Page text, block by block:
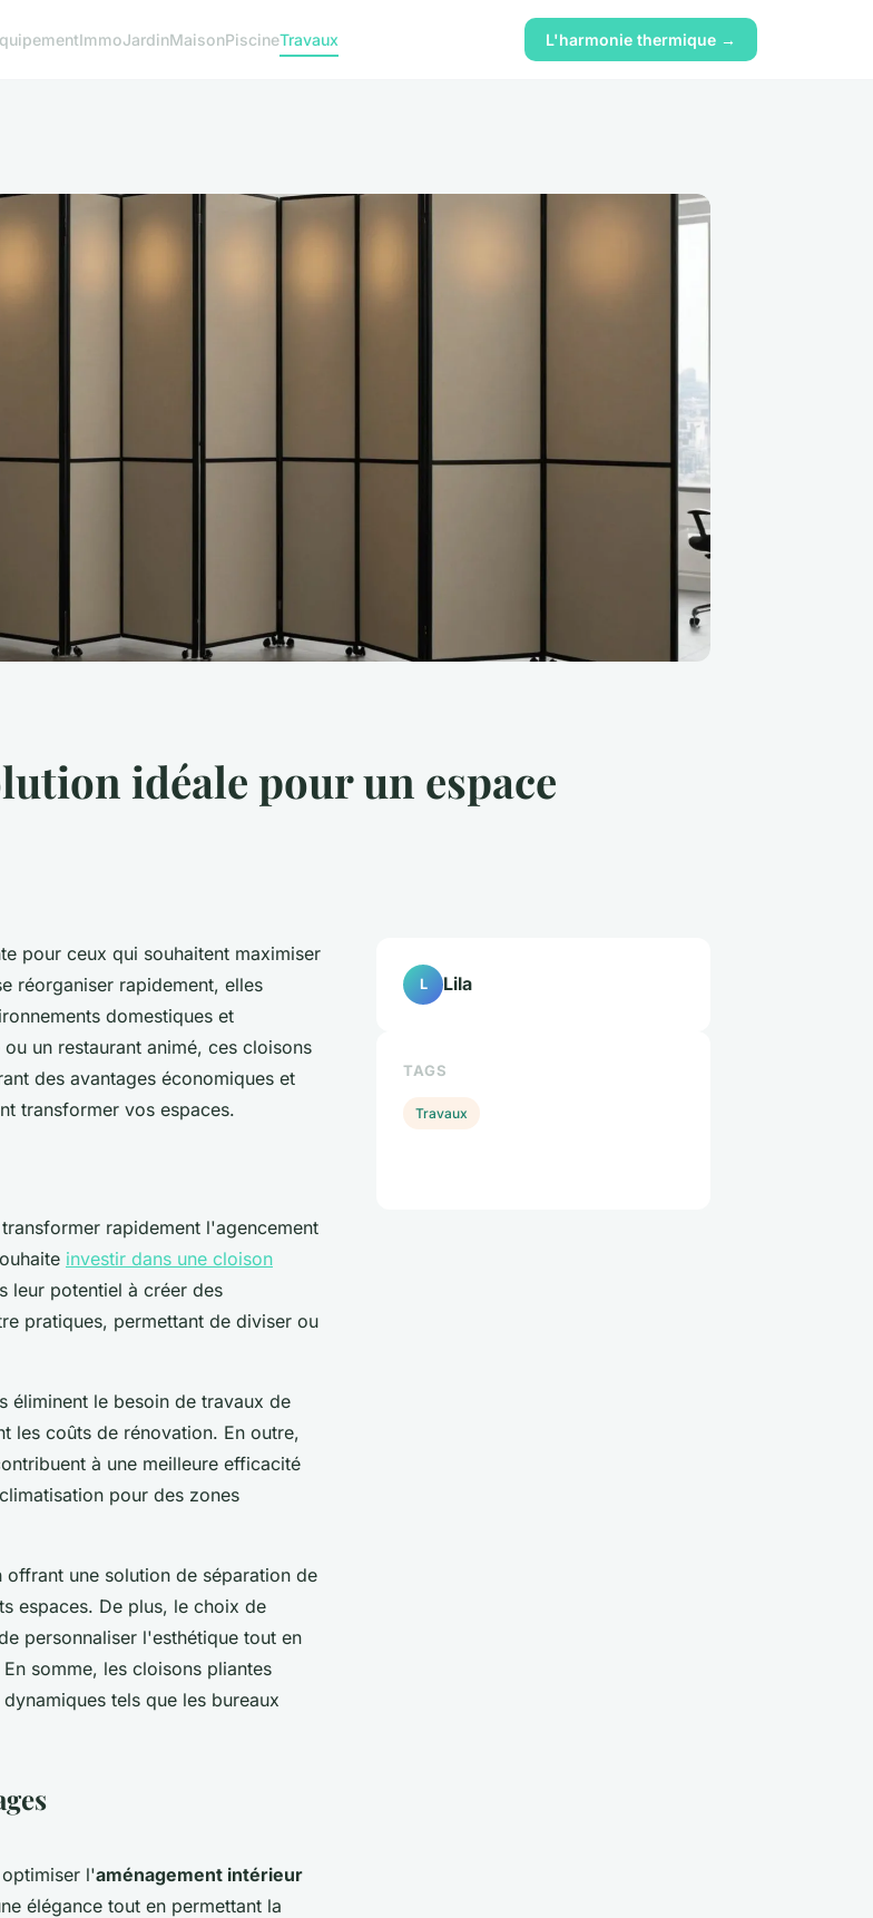
ImmoJardinMaisonPiscineTravaux L'harmonie thermique →
idéale pour un espace
pour ceux qui souhaitent maximiser
réorganiser rapidement, elles
domestiques et
un restaurant animé, ces cloisons
des avantages économiques et
transformer vos espaces.
rapidement l'agencement
investir dans une cloison
leur potentiel à créer des
pratiques, permettant de diviser ou
éliminent le besoin de travaux de
les coûts de rénovation. En outre,
à une meilleure efficacité
pour des zones
une solution de séparation de
espaces. De plus, le choix de
personnaliser l'esthétique tout en
somme, les cloisons pliantes
tels que les bureaux
l'aménagement intérieur
élégance tout en permettant la
L Lila
TAGS
Travaux